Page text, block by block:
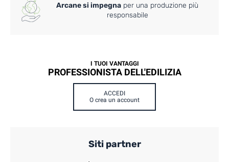
Arcane si impegna per una produzione più
responsabile
I TUOI VANTAGGI
PROFESSIONISTA DELL'EDILIZIA
ACCEDI
O crea un account
Siti partner